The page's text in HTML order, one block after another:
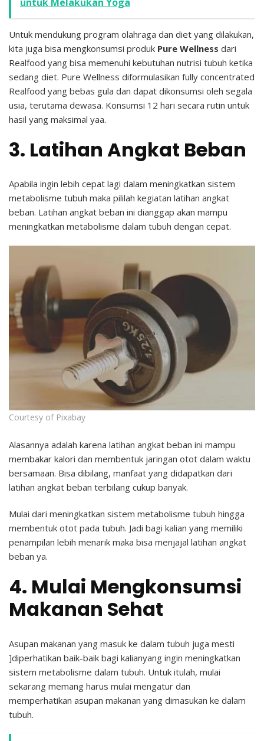
Untuk mendukung program olahraga dan diet yang dilakukan,
kita juga bisa mengkonsumsi produk Pure Wellness dari
Realfood yang bisa memenuhi kebutuhan nutrisi tubuh ketika
sedang diet. Pure Wellness diformulasikan fully concentrated
Realfood yang bebas gula dan dapat dikonsumsi oleh segala
usia, terutama dewasa. Konsumsi 12 hari secara rutin untuk
hasil yang maksimal yaa.
3. Latihan Angkat Beban
Apabila ingin lebih cepat lagi dalam meningkatkan sistem
metabolisme tubuh maka pililah kegiatan latihan angkat
beban. Latihan angkat beban ini dianggap akan mampu
meningkatkan metabolisme dalam tubuh dengan cepat.
Courtesy of Pixabay
Alasannya adalah karena latihan angkat beban ini mampu
membakar kalori dan membentuk jaringan otot dalam waktu
bersamaan. Bisa dibilang, manfaat yang didapatkan dari
latihan angkat beban terbilang cukup banyak.
Mulai dari meningkatkan sistem metabolisme tubuh hingga
membentuk otot pada tubuh. Jadi bagi kalian yang memiliki
penampilan lebih menarik maka bisa menjajal latihan angkat
beban ya.
4. Mulai Mengkonsumsi
Makanan Sehat
Asupan makanan yang masuk ke dalam tubuh juga mesti
]diperhatikan baik-baik bagi kalianyang ingin meningkatkan
sistem metabolisme dalam tubuh. Untuk itulah, mulai
sekarang memang harus mulai mengatur dan
memperhatikan asupan makanan yang dimasukan ke dalam
tubuh.